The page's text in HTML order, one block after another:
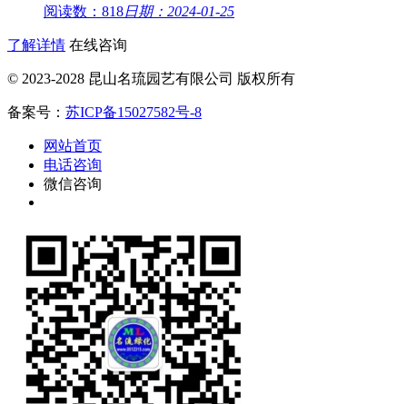
阅读数：818日期：2024-01-25
了解详情 在线咨询
© 2023-2028 昆山名琉园艺有限公司 版权所有
备案号： 苏ICP备15027582号-8
网站首页
电话咨询
微信咨询